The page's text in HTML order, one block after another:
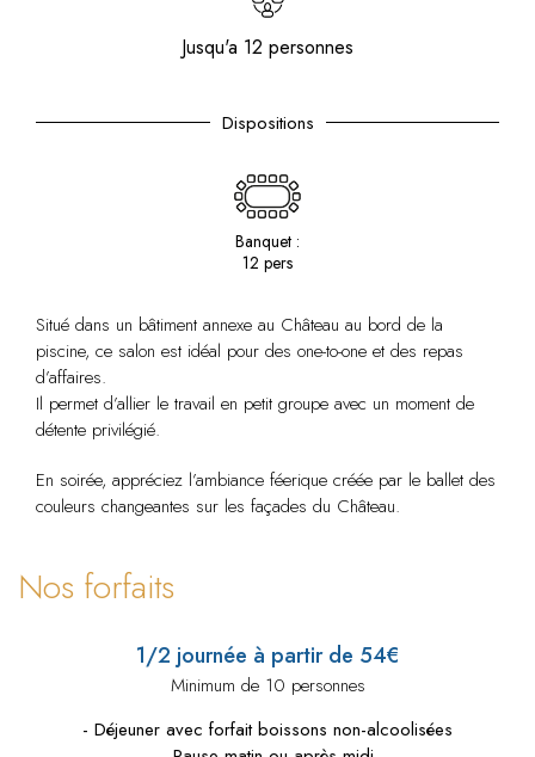
Jusqu'a 12 personnes
Dispositions
Banquet :
12 pers
Situé dans un bâtiment annexe au Château au bord de la
piscine, ce salon est idéal pour des one-to-one et des repas
d’affaires.
Il permet d’allier le travail en petit groupe avec un moment de
détente privilégié.
En soirée, appréciez l’ambiance féerique créée par le ballet des
couleurs changeantes sur les façades du Château.
Nos forfaits
1/2 journée à partir de 54€
Minimum de 10 personnes
- Déjeuner avec forfait boissons non-alcoolisées